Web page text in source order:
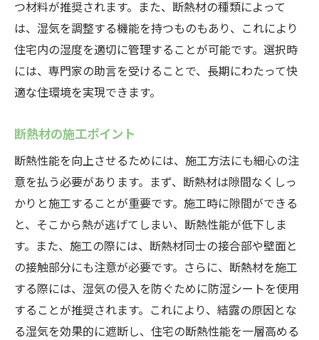
つ材料が推奨されます。また、断熱材の種類によって
は、湿気を調整する機能を持つものもあり、これにより
住宅内の湿度を適切に管理することが可能です。選択時
には、専門家の助言を受けることで、長期にわたって快
適な住環境を実現できます。
断熱材の施工ポイント
断熱性能を向上させるためには、施工方法にも細心の注
意を払う必要があります。まず、断熱材は隙間なくしっ
かりと施工することが重要です。施工時に隙間ができる
と、そこから熱が逃げてしまい、断熱性能が低下しま
す。また、施工の際には、断熱材同士の接合部や壁面と
の接触部分にも注意が必要です。さらに、断熱材を施工
する際には、湿気の侵入を防ぐために防湿シートを使用
することが推奨されます。これにより、結露の原因とな
る湿気を効果的に遮断し、住宅の断熱性能を一層高める